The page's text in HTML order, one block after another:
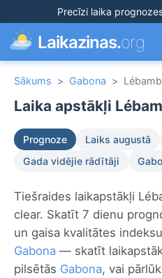
Precīzi laika
Laikazinas.org
Sākums > Gabona >
Laika apstākļi
Prognoze Laiks augustā
Gada vidējie rādītāji
Tiešraides laikapstākļi
clear. Skatīt 7 dienu
un gaisa kvalitātes
Gabona — skatīt
pilsētās Gabona, vai